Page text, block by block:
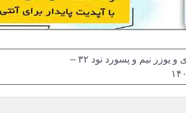
لایسنس فعال سازی و یوزر نیم و پسورد نود ۳۲ –